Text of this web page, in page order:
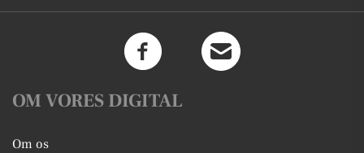
OM VORES DIGITAL
Om os